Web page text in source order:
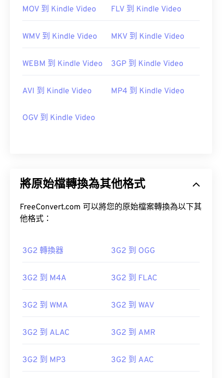
MOV 到 Kindle Video FLV 到 Kindle Video
WMV 到 Kindle Video MKV 到 Kindle Video
WEBM 到 Kindle Video 3GP 到 Kindle Video
AVI 到 Kindle Video MP4 到 Kindle Video
OGV 到 Kindle Video
將原始檔轉換為其他格式
FreeConvert.com 可以將您的原始檔案轉換為以下其
他格式：
3G2 轉換器 3G2 到 OGG
3G2 到 M4A 3G2 到 FLAC
3G2 到 WMA 3G2 到 WAV
3G2 到 ALAC 3G2 到 AMR
3G2 到 MP3 3G2 到 AAC